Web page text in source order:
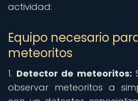
actividad:
Equipo necesario
meteoritos
1. Detector de meteoritos:
observar meteoritos a